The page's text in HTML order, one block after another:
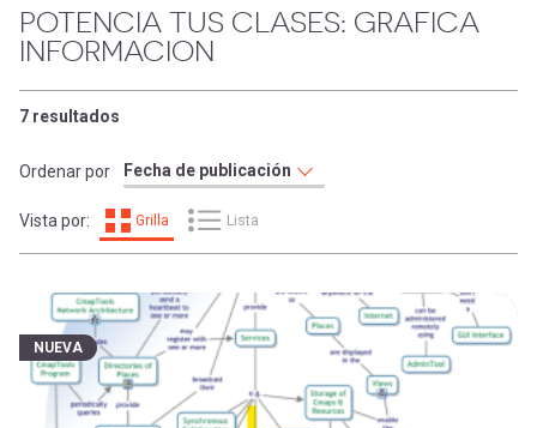
entrar
a
mi
cuenta
Comunidad
Expand
Expand
[Educarchile
Mobile]
Menú
sesión
de
ayuda
a
la
navegación
POTENCIA TUS CLASES: GRAFICA
INFORMACION
7 resultados
Ordenar por
Vista por: Grilla Lista
NUEVA
registrarte.